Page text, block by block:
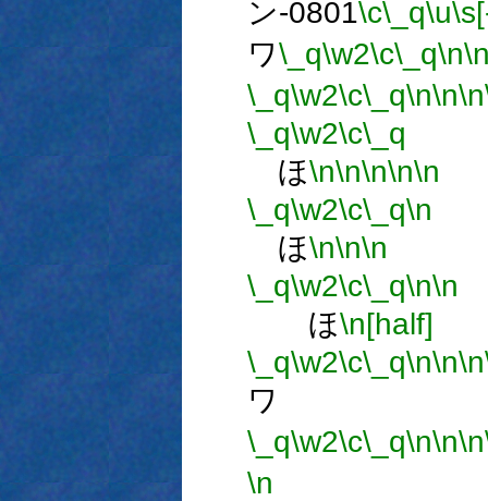
ン-0801\c\_q\u
ワ\_q\w2\c\_q\n
\_q\w2\c\_q\n\n\n
\_q\w2\c\_q
ほ\n\n\n\n\n
\_q\w2\c\_q\n
ほ\n\n\n
\_q\w2\c\_q\n\n
ほ\n[half]
\_q\w2\c\_q\n\n\n
ワ
\_q\w2\c\_q\n\n\n
\n